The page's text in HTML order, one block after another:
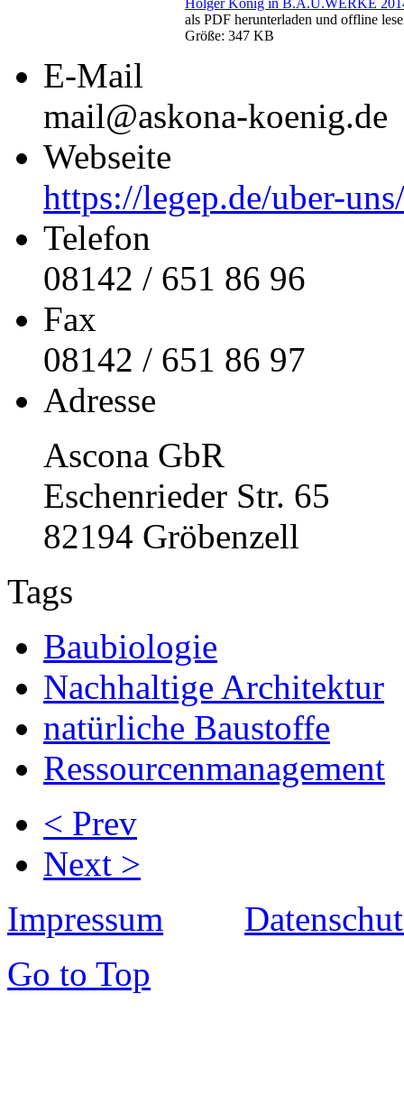
Holger König in B.A.U.WERKE
als PDF herunterladen und offline
Größe: 347 KB
E-Mail
mail@askona-koenig.de
Webseite
https://legep.de/uber-uns/
Telefon
08142 / 651 86 96
Fax
08142 / 651 86 97
Adresse
Ascona GbR
Eschenrieder Str. 65
82194 Gröbenzell
Tags
Baubiologie
Nachhaltige Architektur
natürliche Baustoffe
Ressourcenmanagement
< Prev
Next >
Impressum
Go to Top